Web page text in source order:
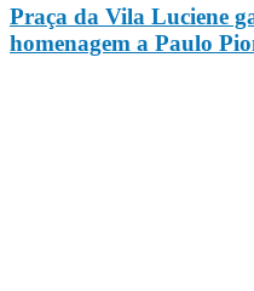
Praça da Vila Luciene
homenagem a Paulo